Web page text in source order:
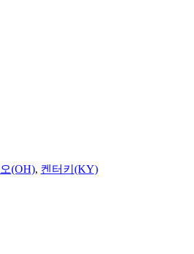
(OH), 켄터키(KY)